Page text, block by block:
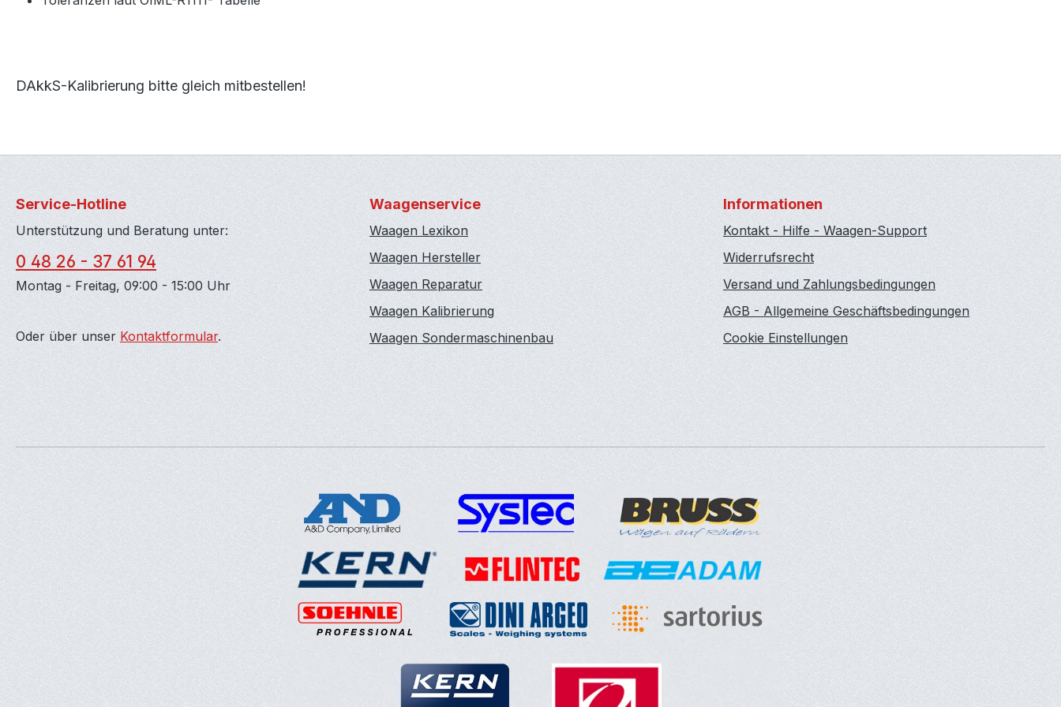
DAkkS-Kalibrierung bitte gleich mitbestellen!
Service-Hotline
Unterstützung und Beratung unter:
0 48 26 - 37 61 94
Montag - Freitag, 09:00 - 15:00 Uhr
Oder über unser Kontaktformular.
Waagenservice
Waagen Lexikon
Waagen Hersteller
Waagen Reparatur
Waagen Kalibrierung
Waagen Sondermaschinenbau
Informationen
Kontakt - Hilfe - Waagen-Support
Widerrufsrecht
Versand und Zahlungsbedingungen
AGB - Allgemeine Geschäftsbedingungen
Cookie Einstellungen